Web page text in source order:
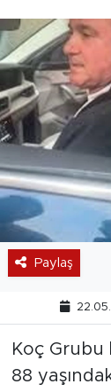
Paylaş
Koç Grubu
88